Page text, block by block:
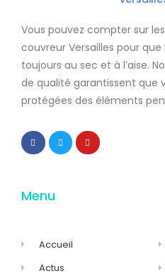
Vous pouvez compter sur
couvreur Versailles pour
toujours au sec et à l’aise.
de qualité garantissent que
protégées des éléments
Menu
Accueil
Actus